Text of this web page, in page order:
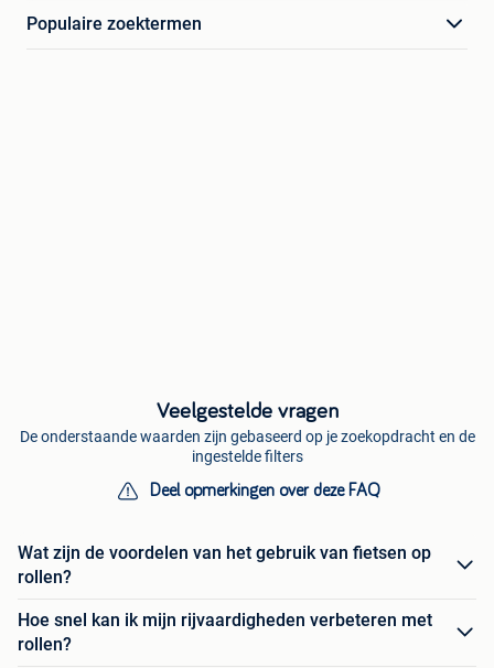
Populaire zoektermen
Veelgestelde vragen
De onderstaande waarden zijn gebaseerd op je zoekopdracht en de
ingestelde filters
Deel opmerkingen over deze FAQ
Wat zijn de voordelen van het gebruik van fietsen op
rollen?
Hoe snel kan ik mijn rijvaardigheden verbeteren met
rollen?